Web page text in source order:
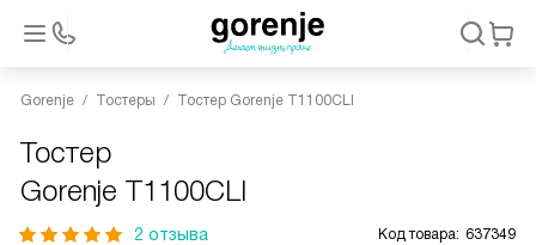
Gorenje Тостеры Тостер Gorenje T1100CLI
Тостер
Gorenje T1100CLI
2 отзыва Код товара: 637349